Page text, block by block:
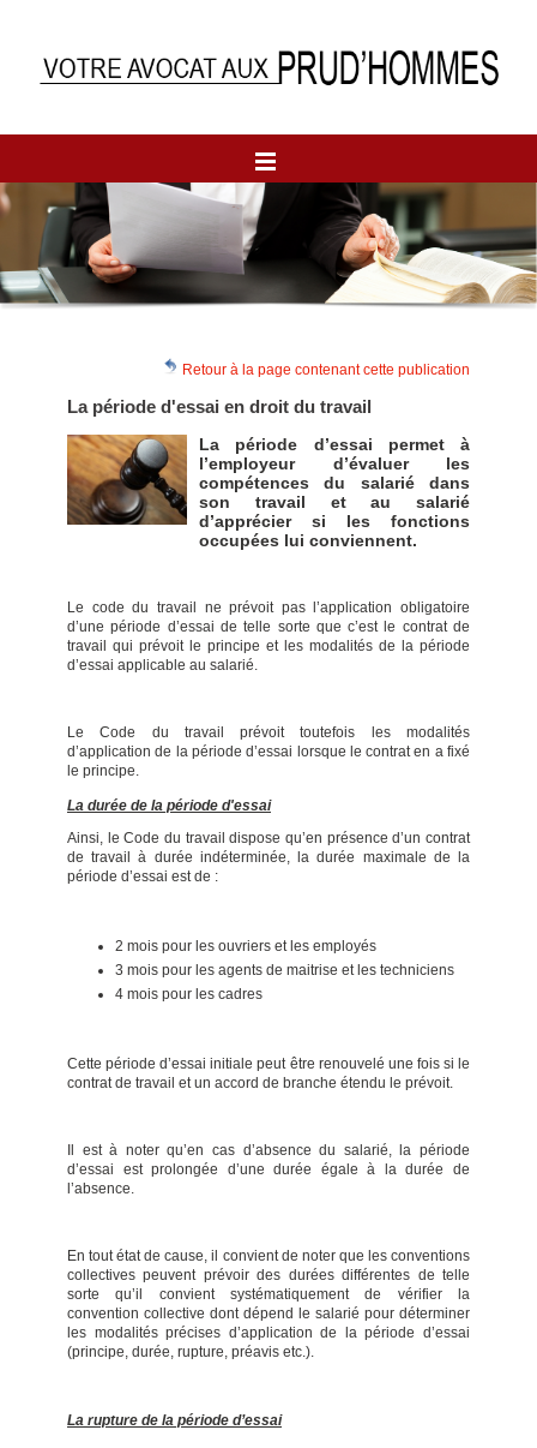
Retour à la page contenant cette publication
La période d'essai en droit du travail
La période d’essai permet à
l’employeur d’évaluer les
compétences du salarié dans
son travail et au salarié
d’apprécier si les fonctions
occupées lui conviennent.
Le code du travail ne prévoit pas l’application obligatoire
d’une période d’essai de telle sorte que c’est le contrat de
travail qui prévoit le principe et les modalités de la période
d’essai applicable au salarié.
Le Code du travail prévoit toutefois les modalités
d’application de la période d’essai lorsque le contrat en a fixé
le principe.
La durée de la période d'essai
Ainsi, le Code du travail dispose qu’en présence d’un contrat
de travail à durée indéterminée, la durée maximale de la
période d’essai est de :
2 mois pour les ouvriers et les employés
3 mois pour les agents de maitrise et les techniciens
4 mois pour les cadres
Cette période d’essai initiale peut être renouvelé une fois si le
contrat de travail et un accord de branche étendu le prévoit.
Il est à noter qu’en cas d’absence du salarié, la période
d’essai est prolongée d’une durée égale à la durée de
l’absence.
En tout état de cause, il convient de noter que les conventions
collectives peuvent prévoir des durées différentes de telle
sorte qu’il convient systématiquement de vérifier la
convention collective dont dépend le salarié pour déterminer
les modalités précises d’application de la période d’essai
(principe, durée, rupture, préavis etc.).
La rupture de la période d’essai